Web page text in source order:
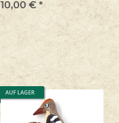
Maiskolben
10,00 € *
AUF LAGER